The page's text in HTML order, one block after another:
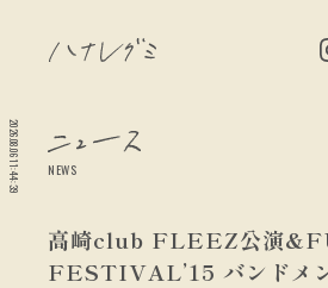
2026.08.06 11:44:39 NEWS
高崎club FLEEZ公演
FESTIVAL’15 バンドメ